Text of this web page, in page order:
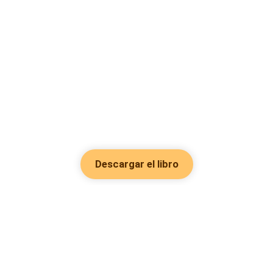
Descargar el libro